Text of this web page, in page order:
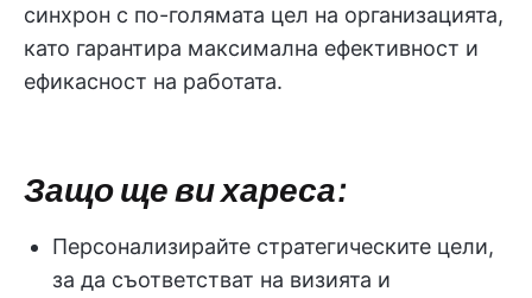
синхрон с по-голямата цел на организацията,
като гарантира максимална ефективност и
ефикасност на работата.
Защо ще ви хареса:
Персонализирайте стратегическите цели,
за да съответстват на визията и